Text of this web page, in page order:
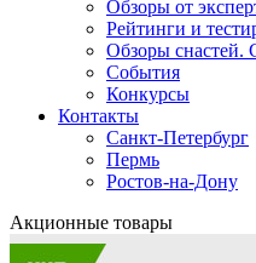
Обзоры от
Рейтинги и
Обзоры снастей.
События
Конкурсы
Контакты
Санкт-Петербург
Пермь
Ростов-на-Дону
Акционные товары